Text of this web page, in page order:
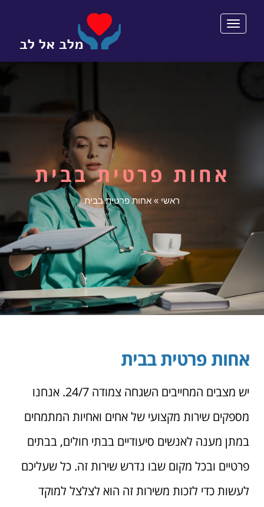
תפריט
אחות פרטית בבית
ראשי » אחות פרטית בבית
אחות פרטית בבית
יש מצבים המחייבים השגחה צמודה 24/7. אנחנו
מספקים שירות מקצועי של אחים ואחיות המתמחים
במתן מענה לאנשים סיעודיים בבתי חולים, בבתים
פרטיים ובכל מקום שבו נדרש שירות זה. כל שעליכם
לעשות כדי לזכות משירות זה הוא לצלצל למוקד